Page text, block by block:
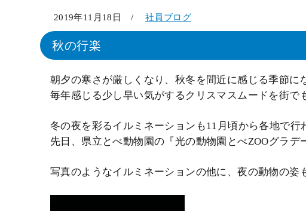
2019年11月18日 / 社員ブログ
秋の行楽
朝夕の寒さが厳しくなり、秋冬を間近に感じる季節に
毎年感じる少し早い気がするクリスマスムードを街で
冬の夜を彩るイルミネーションも11月頃から各地で行
先日、県立とべ動物園の『光の動物園とべZOOグラ
写真のようなイルミネーションの他に、夜の動物の姿